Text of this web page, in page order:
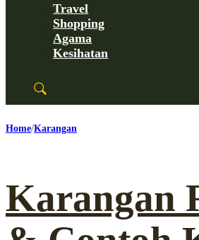
Travel
Shopping
Agama
Kesihatan
Home Karangan
Karangan